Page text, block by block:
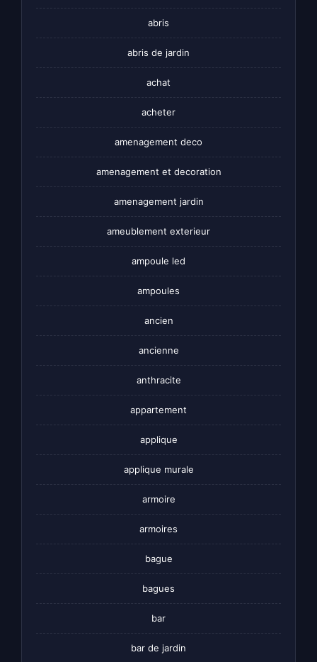
abris
abris de jardin
achat
acheter
amenagement deco
amenagement et decoration
amenagement jardin
ameublement exterieur
ampoule led
ampoules
ancien
ancienne
anthracite
appartement
applique
applique murale
armoire
armoires
bague
bagues
bar
bar de jardin